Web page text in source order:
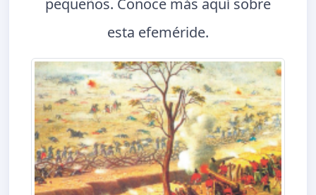
pequeños. Conoce más aquí sobre
esta efeméride.